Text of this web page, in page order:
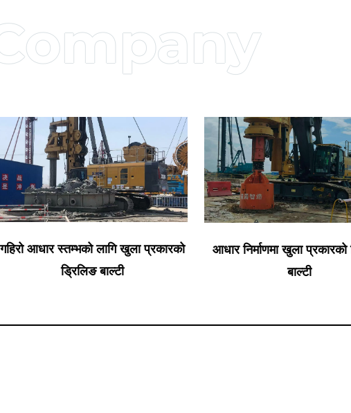
आधार निर्माणमा खुला प्रकारको ड्रिलिङ
बाल्टी
क्षेत्र संचालनमा ड्रिलिङ
घूर्णन ड्रिलिङ रिग